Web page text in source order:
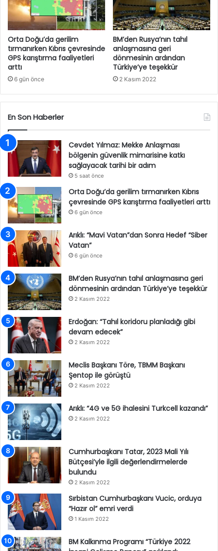
Orta Doğu’da gerilim
tırmanırken Kıbrıs çevresinde
GPS karıştırma faaliyetleri
arttı
6 gün önce
BM’den Rusya’nın tahıl
anlaşmasına geri
dönmesinin ardından
Türkiye’ye teşekkür
2 Kasım 2022
En Son Haberler
Cevdet Yılmaz: Mekke Anlaşması
bölgenin güvenlik mimarisine katkı
sağlayacak tarihi bir adım
5 saat önce
Orta Doğu’da gerilim tırmanırken Kıbrıs
çevresinde GPS karıştırma faaliyetleri arttı
6 gün önce
Arıklı: “Mavi Vatan”dan Sonra Hedef “Siber
Vatan”
6 gün önce
BM’den Rusya’nın tahıl anlaşmasına geri
dönmesinin ardından Türkiye’ye teşekkür
2 Kasım 2022
Erdoğan: “Tahıl koridoru planladığı gibi
devam edecek”
2 Kasım 2022
Meclis Başkanı Töre, TBMM Başkanı
Şentop ile görüştü
2 Kasım 2022
Arıklı: “4G ve 5G ihalesini Turkcell kazandı”
2 Kasım 2022
Cumhurbaşkanı Tatar, 2023 Mali Yılı
Bütçesi’yle ilgili değerlendirmelerde
bulundu
2 Kasım 2022
Sırbistan Cumhurbaşkanı Vucic, orduya
“Hazır ol” emri verdi
1 Kasım 2022
BM Kalkınma Programı “Türkiye 2022